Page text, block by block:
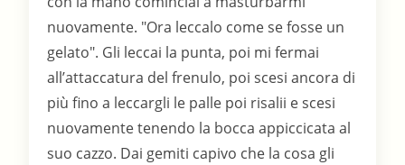
nuovamente. "Ora leccalo come se fosse un
gelato". Gli leccai la punta, poi mi fermai
all’attaccatura del frenulo, poi scesi ancora di
più fino a leccargli le palle poi risalii e scesi
nuovamente tenendo la bocca appiccicata al
suo cazzo. Dai gemiti capivo che la cosa gli